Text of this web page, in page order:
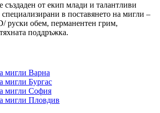
създаден от екип млади и талантливи
в поставянето на мигли –
руски обем, перманентен грим,
поддръжка.
мигли Варна
мигли Бургас
мигли София
мигли Пловдив